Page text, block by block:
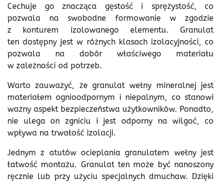
Cechuje go znacząca gęstość i sprężystość, co
pozwala na swobodne formowanie w zgodzie
z konturem izolowanego elementu. Granulat
ten dostępny jest w różnych klasach izolacyjności, co
pozwala na dobór właściwego materiału
w zależności od potrzeb.
Warto zauważyć, że granulat wełny mineralnej jest
materiałem ognioodpornym i niepalnym, co stanowi
ważny aspekt bezpieczeństwa użytkowników. Ponadto,
nie ulega on zgniciu i jest odporny na wilgoć, co
wpływa na trwałość izolacji.
Jednym z atutów ocieplania granulatem wełny jest
łatwość montażu. Granulat ten może być nanoszony
ręcznie lub przy użyciu specjalnych dmuchaw. Dzięki